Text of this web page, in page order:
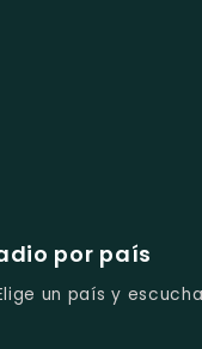
por país
un país y